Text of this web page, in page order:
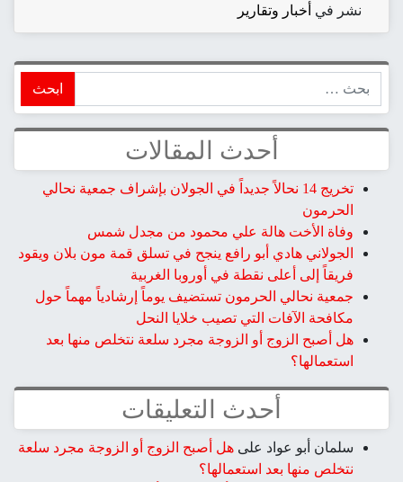
نشر في أخبار وتقارير
أحدث المقالات
تخريج 14 نحالاً جديداً في الجولان بإشراف جمعية نحالي
الحرمون
وفاة الأخت هالة علي محمود من مجدل شمس
الجولاني هادي أبو رافع ينجح في تسلق قمة مون بلان ويقود
فريقاً إلى أعلى نقطة في أوروبا الغربية
جمعية نحالي الحرمون تستضيف يوماً إرشادياً مهماً حول
مكافحة الآفات التي تصيب خلايا النحل
هل أصبح الزوج أو الزوجة مجرد سلعة نتخلص منها بعد
استعمالها؟
أحدث التعليقات
سلمان أبو عواد على هل أصبح الزوج أو الزوجة مجرد سلعة
نتخلص منها بعد استعمالها؟